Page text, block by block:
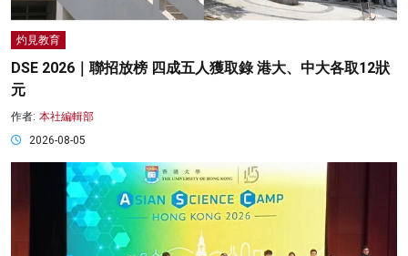
灼見教育
DSE 2026｜聯招放榜 四成五人獲取錄 港大、中大各取12狀
元
作者: 本社編輯部
2026-08-05